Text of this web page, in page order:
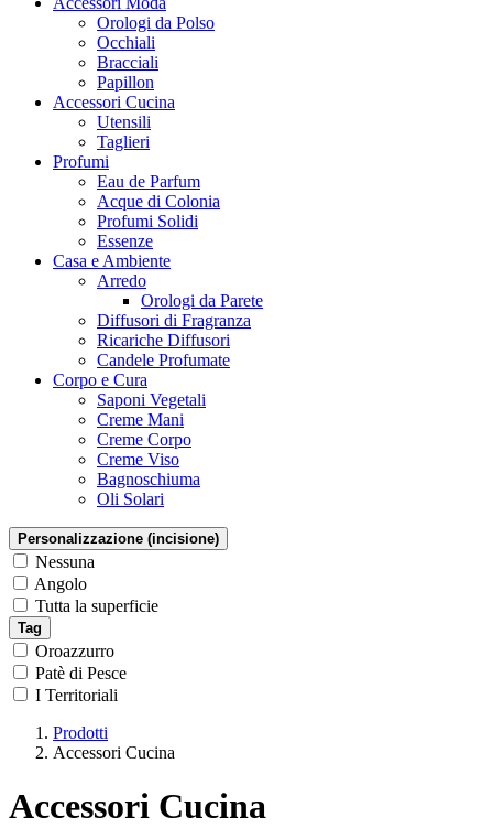
Orologi da Polso
Occhiali
Bracciali
Papillon
Accessori Cucina
Utensili
Taglieri
Profumi
Eau de Parfum
Acque di Colonia
Profumi Solidi
Essenze
Casa e Ambiente
Arredo
Orologi da Parete
Diffusori di Fragranza
Ricariche Diffusori
Candele Profumate
Corpo e Cura
Saponi Vegetali
Creme Mani
Creme Corpo
Creme Viso
Bagnoschiuma
Oli Solari
Personalizzazione (incisione)
Nessuna
Angolo
Tutta la superficie
Tag
Oroazzurro
Patè di Pesce
I Territoriali
Prodotti
Accessori Cucina
Accessori Cucina